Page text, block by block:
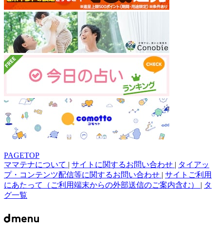
PAGETOP
ママテナについて | サイトに関するお問い合わせ | タイアッ
プ・コンテンツ配信等に関するお問い合わせ | サイトご利用
にあたって（ご利用端末からの外部送信のご案内含む） | タ
グ一覧